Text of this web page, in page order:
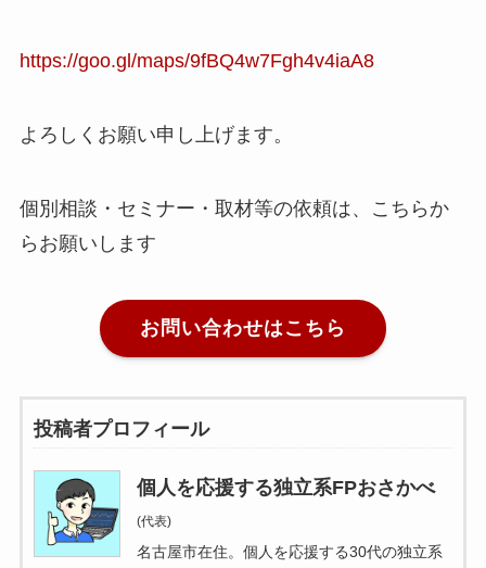
https://goo.gl/maps/9fBQ4w7Fgh4v4iaA8
よろしくお願い申し上げます。
個別相談・セミナー・取材等の依頼は、こちらか
らお願いします
お問い合わせはこちら
投稿者プロフィール
個人を応援する独立系FPおさかべ
(代表)
名古屋市在住。個人を応援する30代の独立系